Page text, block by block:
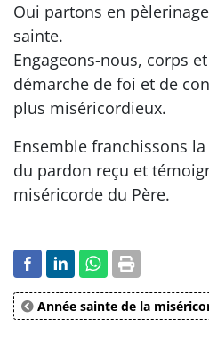
Oui partons en
sainte.
Engageons-nous, corps
démarche de foi et de
plus miséricordieux.
Ensemble franchissons
du pardon reçu et
miséricorde du Père.
Année sainte de la